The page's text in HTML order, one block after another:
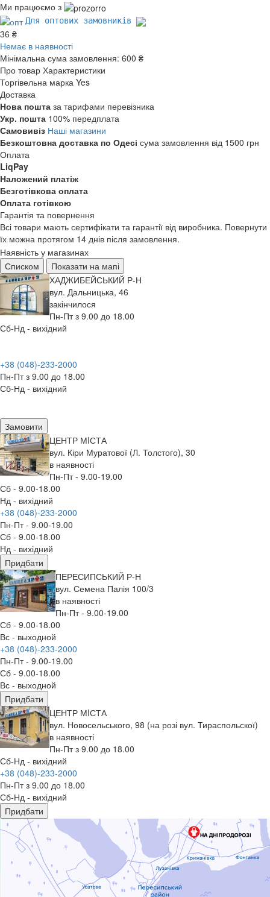
Ми працюємо з
Для оптових замовників
36 ₴
Немає в наявності
Мінімальна сума замовлення: 600 ₴
Про товар Характеристики
Торгівельна марка Yes
Доставка
Нова пошта за тарифами перевізника
Укр. пошта 100% передплата
Самовивіз Наші магазини
Безкоштовна доставка по Одесі сума замовлення від 1500 грн
Оплата
LiqPay
Наложений платіж
Безготівкова оплата
Оплата готівкою
Гарантія та повернення
Всі товари мають сертифікати та гарантії від виробника. Повернути
їх можна протягом 14 днів після замовлення.
Наявність у магазинах
Списком
Показати на мапі
ХАДЖИБЕЙСЬКИЙ Р-Н
вул. Дальницька, 46
закінчилося
Пн-Пт з 9.00 до 18.00
Сб-Нд - вихідний
+38 (048)-233-2000
Пн-Пт з 9.00 до 18.00
Сб-Нд - вихідний
Замовити
ЦЕНТР МIСТА
вул. Кіри Муратової (Л. Толстого), 30
в наявності
Пн-Пт - 9.00-19.00
Сб - 9.00-18.00
Нд - вихідний
+38 (048)-233-2000
Пн-Пт - 9.00-19.00
Сб - 9.00-18.00
Нд - вихідний
Придбати
ПЕРЕСИПСЬКИЙ Р-Н
вул. Семена Палія 100/3
в наявності
Пн-Пт - 9.00-19.00
Сб - 9.00-18.00
Вс - выходной
+38 (048)-233-2000
Пн-Пт - 9.00-19.00
Сб - 9.00-18.00
Вс - выходной
Придбати
ЦЕНТР МIСТА
вул. Новосельського, 98 (на розі вул. Тираспольскої)
в наявності
Пн-Пт з 9.00 до 18.00
Сб-Нд - вихідний
+38 (048)-233-2000
Пн-Пт з 9.00 до 18.00
Сб-Нд - вихідний
Придбати